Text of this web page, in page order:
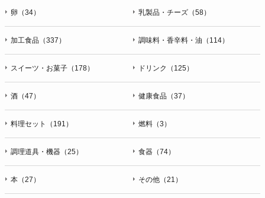
卵（34） 乳製品・チーズ（58）
加工食品（337） 調味料・香辛料・油（114）
スイーツ・お菓子（178） ドリンク（125）
酒（47） 健康食品（37）
料理セット（191） 燃料（3）
調理道具・機器（25） 食器（74）
本（27） その他（21）